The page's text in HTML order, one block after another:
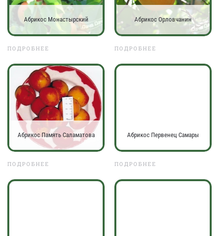
Абрикос Монастырский
ПОДРОБНЕЕ
Абрикос Орловчанин
ПОДРОБНЕЕ
Абрикос Память Саламатова
ПОДРОБНЕЕ
Абрикос Первенец Самары
ПОДРОБНЕЕ